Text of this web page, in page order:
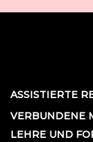
ASSISTIERTE
VERBUNDENE
LEHRE UND